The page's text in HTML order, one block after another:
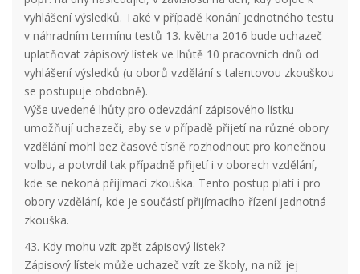
vyhlášení výsledků. Také v případě konání jednotného testu
v náhradním termínu testů 13. května 2016 bude uchazeč
uplatňovat zápisový lístek ve lhůtě 10 pracovních dnů od
vyhlášení výsledků (u oborů vzdělání s talentovou zkouškou
se postupuje obdobně).
Výše uvedené lhůty pro odevzdání zápisového lístku
umožňují uchazeči, aby se v případě přijetí na různé obory
vzdělání mohl bez časové tísně rozhodnout pro konečnou
volbu, a potvrdil tak případně přijetí i v oborech vzdělání,
kde se nekoná přijímací zkouška. Tento postup platí i pro
obory vzdělání, kde je součástí přijímacího řízení jednotná
zkouška.
43. Kdy mohu vzít zpět zápisový lístek?
Zápisový lístek může uchazeč vzít ze školy, na níž jej